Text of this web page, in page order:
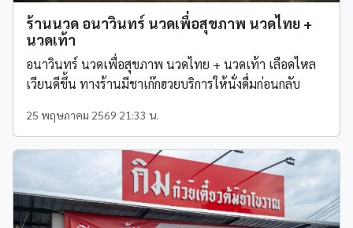
ร้านนวด อนาวินทร์ นวดเพื่อสุขภาพ นวดไทย +
นวดเท้า
อนาวินทร์ นวดเพื่อสุขภาพ นวดไทย + นวดเท้า เลือดไหล
เวียนดีขึ้น ทางร้านมีชาเก๊กฮวยบริการให้นั่งดื่มก่อนกลับ
25 พฤษภาคม 2569 21:33 น.